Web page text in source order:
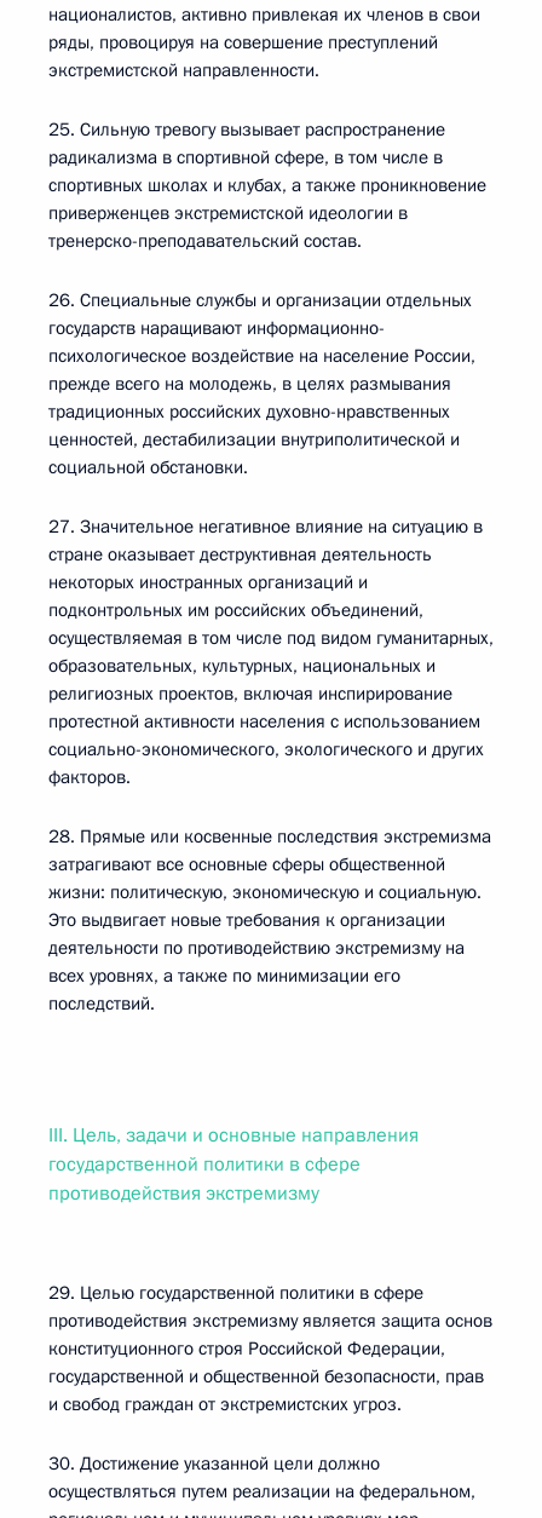
националистов, активно привлекая их членов в свои
ряды, провоцируя на совершение преступлений
экстремистской направленности.
25. Сильную тревогу вызывает распространение
радикализма в спортивной сфере, в том числе в
спортивных школах и клубах, а также проникновение
приверженцев экстремистской идеологии в
тренерско-преподавательский состав.
26. Специальные службы и организации отдельных
государств наращивают информационно-
психологическое воздействие на население России,
прежде всего на молодежь, в целях размывания
традиционных российских духовно-нравственных
ценностей, дестабилизации внутриполитической и
социальной обстановки.
27. Значительное негативное влияние на ситуацию в
стране оказывает деструктивная деятельность
некоторых иностранных организаций и
подконтрольных им российских объединений,
осуществляемая в том числе под видом гуманитарных,
образовательных, культурных, национальных и
религиозных проектов, включая инспирирование
протестной активности населения с использованием
социально-экономического, экологического и других
факторов.
28. Прямые или косвенные последствия экстремизма
затрагивают все основные сферы общественной
жизни: политическую, экономическую и социальную.
Это выдвигает новые требования к организации
деятельности по противодействию экстремизму на
всех уровнях, а также по минимизации его
последствий.
III. Цель, задачи и основные направления
государственной политики в сфере
противодействия экстремизму
29. Целью государственной политики в сфере
противодействия экстремизму является защита основ
конституционного строя Российской Федерации,
государственной и общественной безопасности, прав
и свобод граждан от экстремистских угроз.
30. Достижение указанной цели должно
осуществляться путем реализации на федеральном,